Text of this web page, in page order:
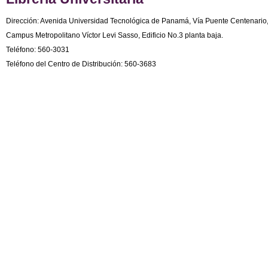
Dirección: Avenida Universidad Tecnológica de Panamá, Vía Puente Centenario,
Campus Metropolitano Víctor Levi Sasso, Edificio No.3 planta baja.
Teléfono: 560-3031
Teléfono del Centro de Distribución: 560-3683